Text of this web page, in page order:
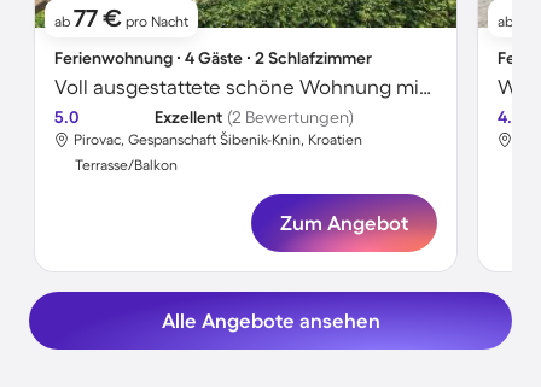
ab 77 € pro Nacht
Ferienwohnung ∙ 4 Gäste ∙ 2 Schlafzimmer
Voll ausgestattete schöne Wohnung mit Terrasse und Grill | Meerblick | Strand in der Nähe
5.0 Exzellent (2 Bewertungen)
Pirovac, Gespanschaft Šibenik-Knin, Kroatien
Terrasse/Balkon
Zum Angebot
ab
4.4
Alle Angebote ansehen